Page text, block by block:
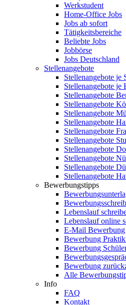
Werkstudent
Home-Office Jobs
Jobs ab sofort
Tätigkeitsbereiche
Beliebte Jobs
Jobbörse
Jobs Deutschland
Stellenangebote
Stellenangebote je
Stellenangebote je
Stellenangebote
Stellenangebote
Stellenangebote
Stellenangebote
Stellenangebote
Stellenangebote
Stellenangebote
Stellenangebote
Stellenangebote
Stellenangebote
Bewerbungstipps
Lebenslauf
Lebenslauf online
E-Mail Bewerbung
Bewerbung
Bewerbung
Bewerbung
Alle
Info
FAQ
Kontakt